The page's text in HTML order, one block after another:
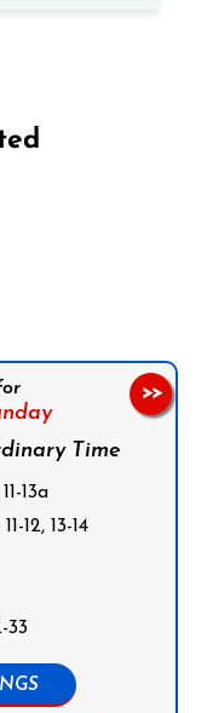
Time
13a
12, 13-14
33
>>